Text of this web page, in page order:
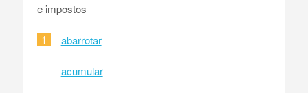
e impostos
1 abarrotar
acumular